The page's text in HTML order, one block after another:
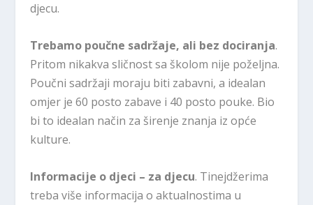
djecu.
Trebamo poučne sadržaje, ali bez dociranja.
Pritom nikakva sličnost sa školom nije poželjna.
Poučni sadržaji moraju biti zabavni, a idealan
omjer je 60 posto zabave i 40 posto pouke. Bio
bi to idealan način za širenje znanja iz opće
kulture.
Informacije o djeci – za djecu. Tinejdžerima
treba više informacija o aktualnostima u